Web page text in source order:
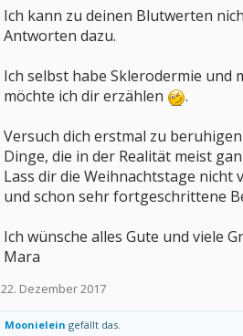
Ich kann zu deinen Blutwerten
Antworten dazu.
Ich selbst habe Sklerodermie und
möchte ich dir erzählen
.
Versuch dich erstmal zu
Dinge, die in der Realität meist
Lass dir die Weihnachtstage nicht
und schon sehr fortgeschrittene
Ich wünsche alles Gute und viele
Mara
22. Dezember 2017
Moonielein gefällt das.